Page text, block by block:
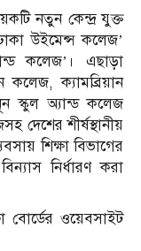
নতুন কেন্দ্র যুক্ত
উইমেন্স কলেজ’
কলেজ’। এছাড়া
ক্যামব্রিয়ান
স্কুল অ্যান্ড কলেজ
দেশের শীর্ষস্থানীয়
শিক্ষা বিভাগের
নির্ধারণ করা
বোর্ডের ওয়েবসাইট